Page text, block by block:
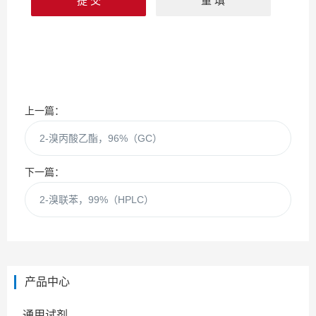
上一篇：
2-溴丙酸乙酯，96%（GC）
下一篇：
2-溴联苯，99%（HPLC）
产品中心